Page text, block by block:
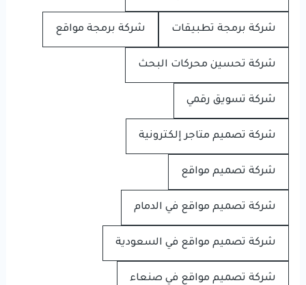
شركة برمجة تطبيقات شركة برمجة مواقع
شركة تحسين محركات البحث
شركة تسويق رقمي
شركة تصميم متاجر إلكترونية
شركة تصميم مواقع
شركة تصميم مواقع في الدمام
شركة تصميم مواقع في السعودية
شركة تصميم مواقع في صنعاء